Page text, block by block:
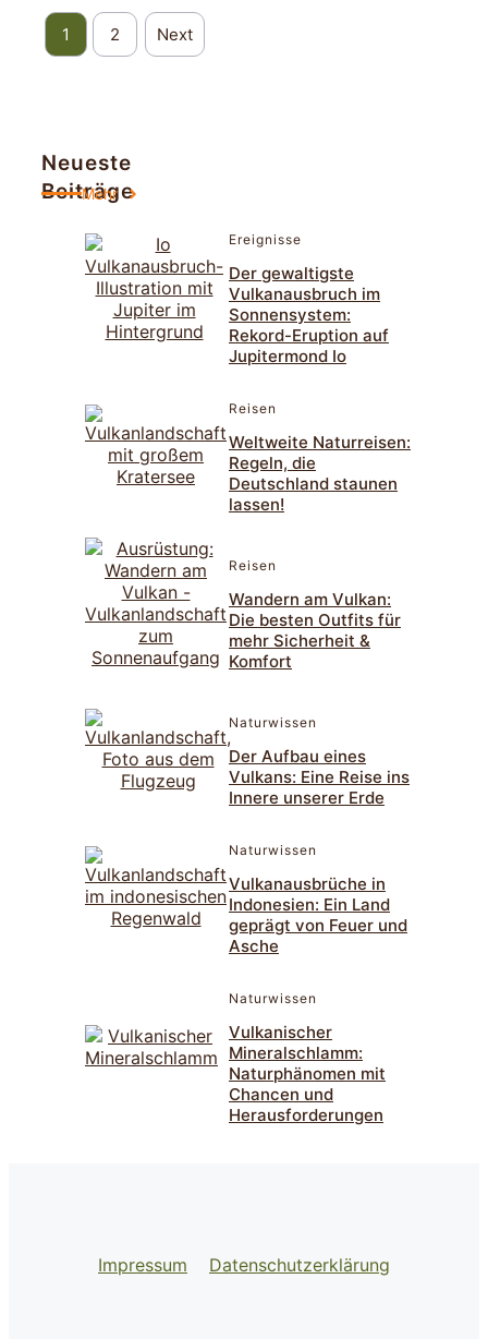
1 2 Next
Neueste
Beiträge
Mehr
Ereignisse
Der gewaltigste
Vulkanausbruch im
Sonnensystem:
Rekord-Eruption auf
Jupitermond Io
Reisen
Weltweite Naturreisen:
Regeln, die
Deutschland staunen
lassen!
Reisen
Wandern am Vulkan:
Die besten Outfits für
mehr Sicherheit &
Komfort
Naturwissen
Der Aufbau eines
Vulkans: Eine Reise ins
Innere unserer Erde
Naturwissen
Vulkanausbrüche in
Indonesien: Ein Land
geprägt von Feuer und
Asche
Naturwissen
Vulkanischer
Mineralschlamm:
Naturphänomen mit
Chancen und
Herausforderungen
Impressum Datenschutzerklärung